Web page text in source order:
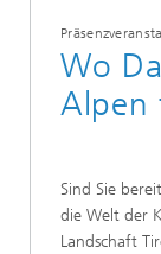
Wo
Alpen
Sind Sie
die Welt der
Landschaft